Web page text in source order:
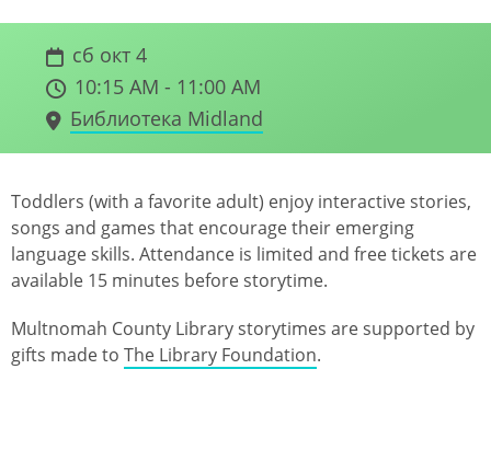
сб окт 4
10:15 AM - 11:00 AM
Библиотека Midland
Toddlers (with a favorite adult) enjoy interactive stories,
songs and games that encourage their emerging
language skills. Attendance is limited and free tickets are
available 15 minutes before storytime.
Multnomah County Library storytimes are supported by
gifts made to The Library Foundation.